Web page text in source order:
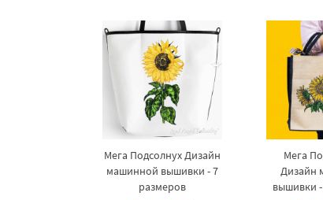
Мега Подсолнух Дизайн
машинной вышивки - 7
размеров
Мега
Дизайн
вышивки